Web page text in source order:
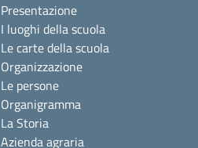
Presentazione
I luoghi della scuola
Le carte della scuola
Organizzazione
Le persone
Organigramma
La Storia
Azienda agraria